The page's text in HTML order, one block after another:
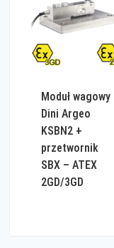
Moduł wagowy
Dini Argeo
KSBN2 +
przetwornik
SBX – ATEX
2GD/3GD